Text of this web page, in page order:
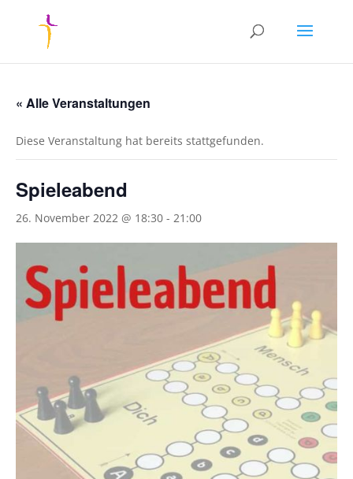
« Alle Veranstaltungen
Diese Veranstaltung hat bereits stattgefunden.
Spieleabend
26. November 2022 @ 18:30 - 21:00